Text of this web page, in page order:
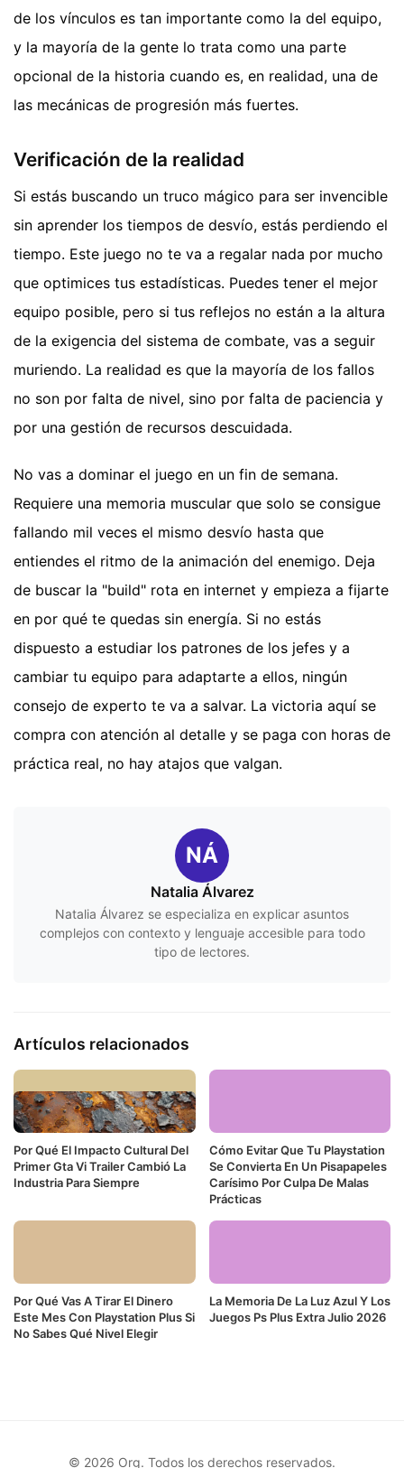
de los vínculos es tan importante como la del equipo,
y la mayoría de la gente lo trata como una parte
opcional de la historia cuando es, en realidad, una de
las mecánicas de progresión más fuertes.
Verificación de la realidad
Si estás buscando un truco mágico para ser invencible
sin aprender los tiempos de desvío, estás perdiendo el
tiempo. Este juego no te va a regalar nada por mucho
que optimices tus estadísticas. Puedes tener el mejor
equipo posible, pero si tus reflejos no están a la altura
de la exigencia del sistema de combate, vas a seguir
muriendo. La realidad es que la mayoría de los fallos
no son por falta de nivel, sino por falta de paciencia y
por una gestión de recursos descuidada.
No vas a dominar el juego en un fin de semana.
Requiere una memoria muscular que solo se consigue
fallando mil veces el mismo desvío hasta que
entiendes el ritmo de la animación del enemigo. Deja
de buscar la "build" rota en internet y empieza a fijarte
en por qué te quedas sin energía. Si no estás
dispuesto a estudiar los patrones de los jefes y a
cambiar tu equipo para adaptarte a ellos, ningún
consejo de experto te va a salvar. La victoria aquí se
compra con atención al detalle y se paga con horas de
práctica real, no hay atajos que valgan.
NÁ
Natalia Álvarez
Natalia Álvarez se especializa en explicar asuntos
complejos con contexto y lenguaje accesible para todo
tipo de lectores.
Artículos relacionados
Por Qué El Impacto Cultural Del
Primer Gta Vi Trailer Cambió La
Industria Para Siempre
Cómo Evitar Que Tu Playstation
Se Convierta En Un Pisapapeles
Carísimo Por Culpa De Malas
Prácticas
Por Qué Vas A Tirar El Dinero
Este Mes Con Playstation Plus Si
No Sabes Qué Nivel Elegir
La Memoria De La Luz Azul Y Los
Juegos Ps Plus Extra Julio 2026
© 2026 Org. Todos los derechos reservados.